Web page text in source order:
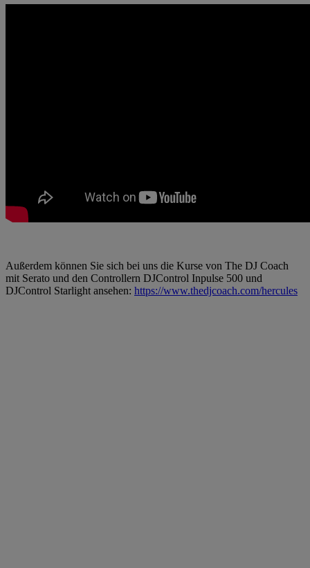
Außerdem können Sie sich bei uns die Kurse von The DJ Coach
mit Serato und den Controllern DJControl Inpulse 500 und
DJControl Starlight ansehen: https://www.thedjcoach.com/hercules